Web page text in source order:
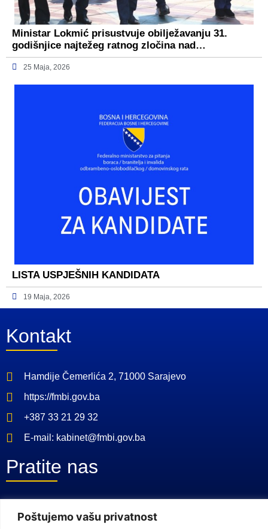
Poštujemo vašu privatnost
Ministar Lokmić prisustvuje obilježavanju 31.
godišnjice najtežeg ratnog zločina nad…
25 Maja, 2026
LISTA USPJEŠNIH KANDIDATA
19 Maja, 2026
Kontakt
Hamdije Čemerlića 2, 71000 Sarajevo
https://fmbi.gov.ba
+387 33 21 29 32
E-mail: kabinet@fmbi.gov.ba
Pratite nas